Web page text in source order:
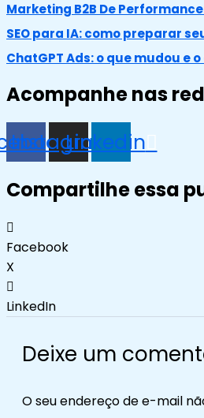
Marketing B2B De
SEO para IA: como preparar
ChatGPT Ads: o que mudou
Acompanhe nas
Instagram
Linkedin
Compartilhe essa
Facebook
X
LinkedIn
Deixe um
O seu endereço de e-mail